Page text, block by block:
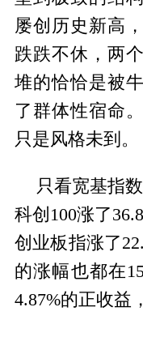
屡创历史新高
跌跌不休，两
堆的恰恰是被
了群体性宿命
只是风格未到。
只看宽基指
科创100涨了
创业板指涨了
的涨幅也都在
4.87%的正收益